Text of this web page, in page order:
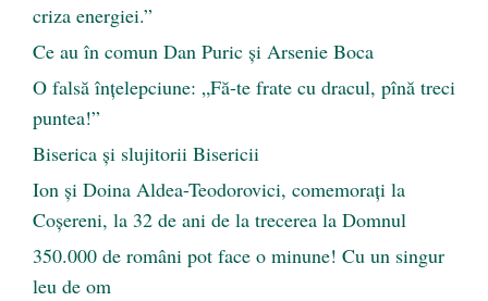
criza energiei.”
Ce au în comun Dan Puric şi Arsenie Boca
O falsă înțelepciune: „Fă-te frate cu dracul, pînă treci
puntea!”
Biserica și slujitorii Bisericii
Ion și Doina Aldea-Teodorovici, comemorați la
Coșereni, la 32 de ani de la trecerea la Domnul
350.000 de români pot face o minune! Cu un singur
leu de om